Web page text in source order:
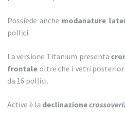
Possiede anche modanature
pollici.
La versione Titanium presenta
frontale oltre che i vetri
da 16 pollici.
Active è la declinazione